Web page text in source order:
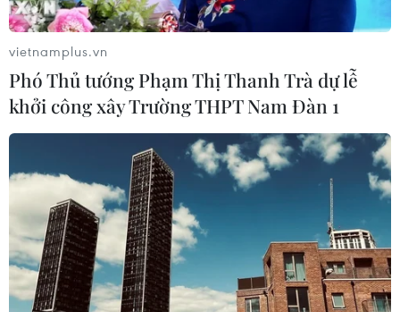
Sở hữu trí tuệ
Quy định sử dụng
RSS
Ngôn ngữ
TTXVN
Giấy phép số: 1374/GP-BTTTT do Bộ Thông tin và Truyền thông
cấp ngày 11/9/2008.
Quảng cáo: Phó TBT Nguyễn Thị Tám: 093.5958688, Email:
vietnamplus.vn
Phó Thủ tướng Phạm Thị Thanh Trà dự lễ
khởi công xây Trường THPT Nam Đàn 1